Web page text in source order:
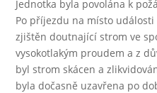
Jednotka byla povolána k
Po příjezdu na místo
zjištěn doutnající strom ve
vysokotlakým proudem a z
byl strom skácen a
byla dočasně uzavřena po